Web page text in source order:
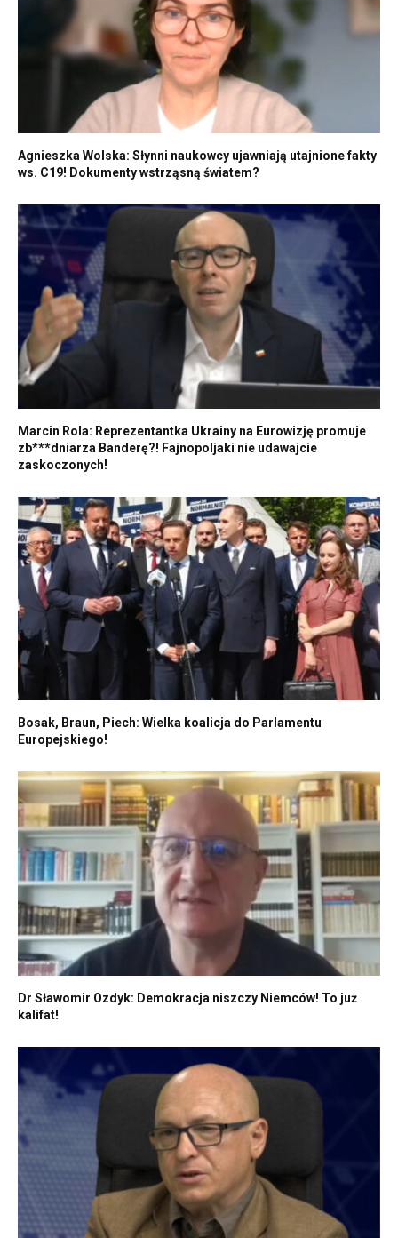
Agnieszka Wolska: Słynni naukowcy ujawniają utajnione fakty
ws. C19! Dokumenty wstrząsną światem?
Marcin Rola: Reprezentantka Ukrainy na Eurowizję promuje
zb***dniarza Banderę?! Fajnopoljaki nie udawajcie
zaskoczonych!
Bosak, Braun, Piech: Wielka koalicja do Parlamentu
Europejskiego!
Dr Sławomir Ozdyk: Demokracja niszczy Niemców! To już
kalifat!